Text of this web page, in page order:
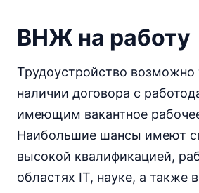
ВНЖ на работу
Трудоустройство возможно
наличии договора с
имеющим вакантное
Наибольшие шансы имеют
высокой квалификацией,
областях IT, науке, а также